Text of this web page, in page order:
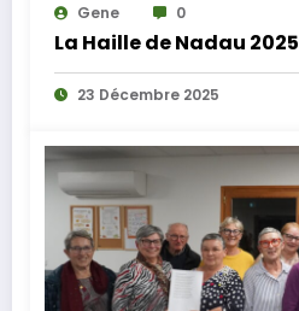
Gene 0
La Haille de Nadau 2025
23 Décembre 2025